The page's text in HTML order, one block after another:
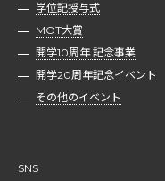
学位記授与式
MOT大賞
開学10周年 記念事業
開学20周年記念イベント
その他のイベント
SNS